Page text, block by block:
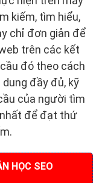
kiếm, tìm hiểu,
chỉ đơn giản để
trên các kết
đó theo cách
đầy đủ, kỹ
của người tìm
để đạt thứ
HỌC SEO